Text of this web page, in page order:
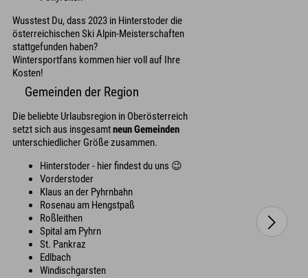
Wusstest Du, dass 2023 in Hinterstoder die
österreichischen Ski Alpin-Meisterschaften
stattgefunden haben?
Wintersportfans kommen hier voll auf Ihre
Kosten!
Gemeinden der Region
Die beliebte Urlaubsregion in Oberösterreich
setzt sich aus insgesamtneun Gemeinden
unterschiedlicher Größe zusammen.
Hinterstoder - hier findest du uns 😉
Vorderstoder
Klaus an der Pyhrnbahn
Rosenau am Hengstpaß
Roßleithen
Spital am Pyhrn
St. Pankraz
Edlbach
Windischgarsten